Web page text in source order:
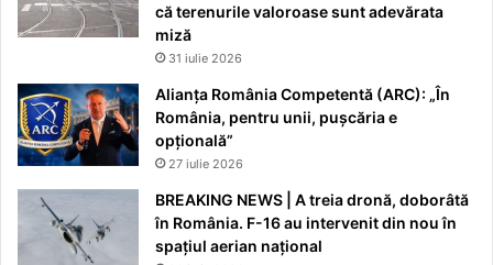
că terenurile valoroase sunt adevărata
miză
31 iulie 2026
Alianța România Competentă (ARC): „În
România, pentru unii, pușcăria e
opțională”
27 iulie 2026
BREAKING NEWS | A treia dronă, doborâtă
în România. F-16 au intervenit din nou în
spațiul aerian național